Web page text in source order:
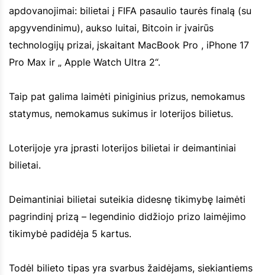
apdovanojimai: bilietai į FIFA pasaulio taurės finalą (su
apgyvendinimu), aukso luitai, Bitcoin ir įvairūs
technologijų prizai, įskaitant MacBook Pro , iPhone 17
Pro Max ir „ Apple Watch Ultra 2“.
Taip pat galima laimėti piniginius prizus, nemokamus
statymus, nemokamus sukimus ir loterijos bilietus.
Loterijoje yra įprasti loterijos bilietai ir deimantiniai
bilietai.
Deimantiniai bilietai suteikia didesnę tikimybę laimėti
pagrindinį prizą – legendinio didžiojo prizo laimėjimo
tikimybė padidėja 5 kartus.
Todėl bilieto tipas yra svarbus žaidėjams, siekiantiems